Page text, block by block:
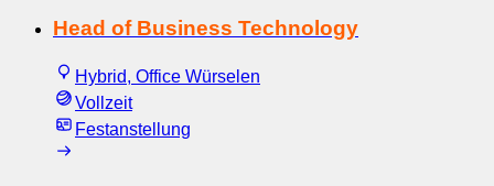
Head of Business Technology
Hybrid, Office Würselen
Vollzeit
Festanstellung